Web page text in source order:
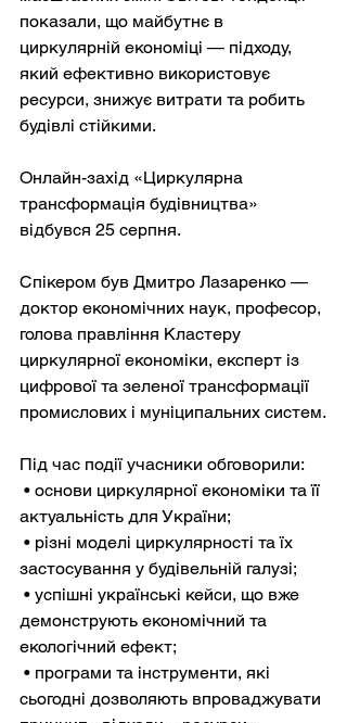
показали, що майбутнє в
циркулярній економіці — підходу,
який ефективно використовує
ресурси, знижує витрати та робить
будівлі стійкими.
Онлайн-захід «Циркулярна
трансформація будівництва»
відбувся 25 серпня.
Спікером був Дмитро Лазаренко —
доктор економічних наук, професор,
голова правління Кластеру
циркулярної економіки, експерт із
цифрової та зеленої трансформації
промислових і муніципальних систем.
Під час події учасники обговорили:
актуальність для України;
застосування у будівельній галузі;
демонструють економічний та
екологічний ефект;
сьогодні дозволяють впроваджувати